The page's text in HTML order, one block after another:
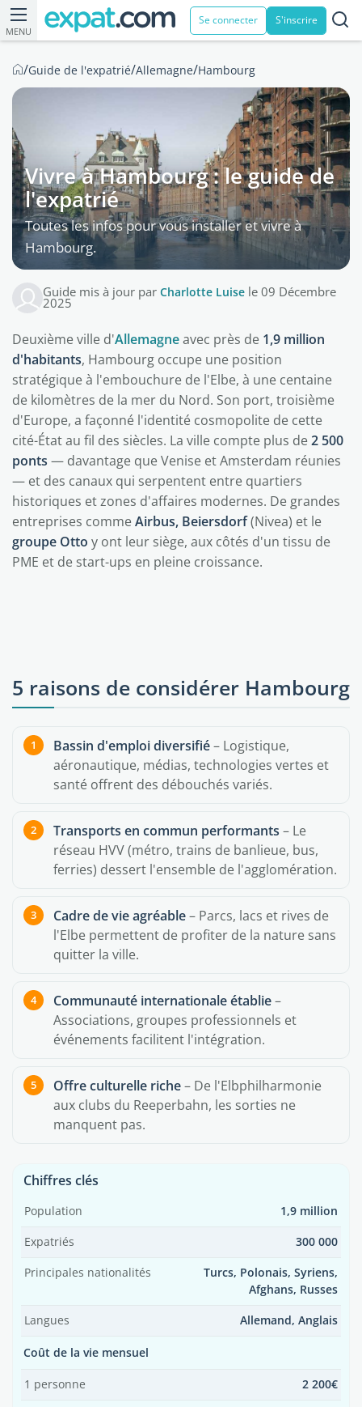
MENU
Se connecter S'inscrire
/Guide de l'expatrié/Allemagne/Hambourg
Vivre à Hambourg : le guide de
l'expatrié
Toutes les infos pour vous installer et vivre à
Hambourg.
Guide mis à jour par Charlotte Luise le 09 Décembre
2025
Deuxième ville d'Allemagneavec près de 1,9 million
d'habitants, Hambourg occupe une position
stratégique à l'embouchure de l'Elbe, à une centaine
de kilomètres de la mer du Nord. Son port, troisième
d'Europe, a façonné l'identité cosmopolite de cette
cité-État au fil des siècles. La ville compte plus de2 500
ponts — davantage que Venise et Amsterdam réunies
— et des canaux qui serpentent entre quartiers
historiques et zones d'affaires modernes. De grandes
entreprises commeAirbus, Beiersdorf(Nivea) et le
groupe Otto y ont leur siège, aux côtés d'un tissu de
PME et de start-ups en pleine croissance.
5 raisons de considérer Hambourg
Bassin d'emploi diversifié– Logistique,
aéronautique, médias, technologies vertes et
santé offrent des débouchés variés.
Transports en commun performants – Le
réseau HVV (métro, trains de banlieue, bus,
ferries) dessert l'ensemble de l'agglomération.
Cadre de vie agréable– Parcs, lacs et rives de
l'Elbe permettent de profiter de la nature sans
quitter la ville.
Communauté internationale établie–
Associations, groupes professionnels et
événements facilitent l'intégration.
Offre culturelle riche– De l'Elbphilharmonie
aux clubs du Reeperbahn, les sorties ne
manquent pas.
Chiffres clés
Population 1,9 million
Expatriés 300 000
Principales nationalités
Turcs, Polonais, Syriens,
Afghans, Russes
Langues Allemand, Anglais
Coût de la vie mensuel
1 personne 2 200€